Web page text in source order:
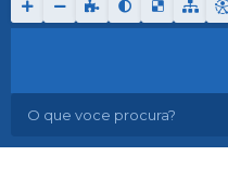
O que voce procura?